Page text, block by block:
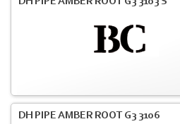
DH PIPE AMBER ROOT G3 3106